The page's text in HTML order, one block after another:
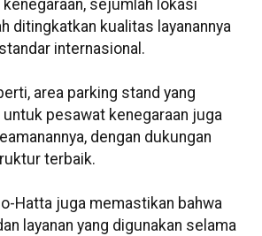
sejumlah lokasi
ditingkatkan kualitas layanannya
internasional.
area parking stand yang
pesawat kenegaraan juga
dengan dukungan
terbaik.
Hatta juga memastikan bahwa
layanan yang digunakan selama